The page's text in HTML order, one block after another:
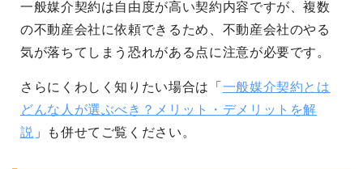
一般媒介契約は自由度が高い契約内容ですが、複数
の不動産会社に依頼できるため、不動産会社のやる
気が落ちてしまう恐れがある点に注意が必要です。
さらにくわしく知りたい場合は「 一般媒介契約とは
どんな人が選ぶべき？メリット・デメリットを解
説 」も併せてご覧ください。